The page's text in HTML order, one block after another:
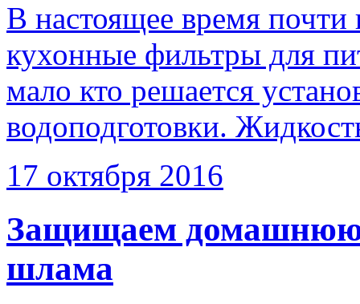
В настоящее время
кухонные фильтры для
мало кто решается
водоподготовки.
17 октября 2016
Защищаем домашнюю
шлама